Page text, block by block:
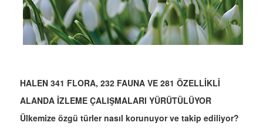
HALEN 341 FLORA, 232 FAUNA VE 281 ÖZELLİKLİ
ALANDA İZLEME ÇALIŞMALARI YÜRÜTÜLÜYOR
Ülkemize özgü türler nasıl korunuyor ve takip ediliyor?